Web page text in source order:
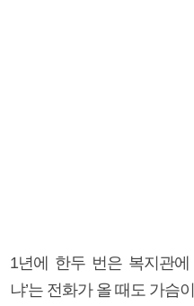
1년에 한두 번은 복지관
냐’는 전화가 올 때도 가슴